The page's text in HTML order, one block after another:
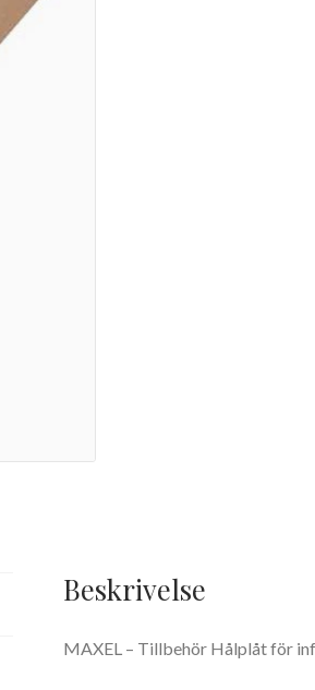
Beskrivelse
MAXEL – Tillbehör Hålplåt för